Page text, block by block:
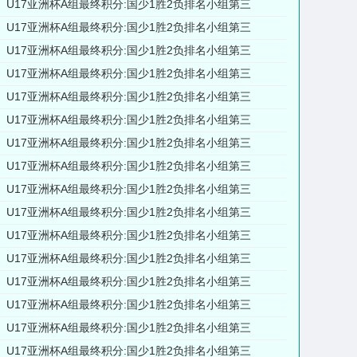
U17亚洲杯A组最终积分:国少1胜2负排名小组第三
U17亚洲杯A组最终积分:国少1胜2负排名小组第三
U17亚洲杯A组最终积分:国少1胜2负排名小组第三
U17亚洲杯A组最终积分:国少1胜2负排名小组第三
U17亚洲杯A组最终积分:国少1胜2负排名小组第三
U17亚洲杯A组最终积分:国少1胜2负排名小组第三
U17亚洲杯A组最终积分:国少1胜2负排名小组第三
U17亚洲杯A组最终积分:国少1胜2负排名小组第三
U17亚洲杯A组最终积分:国少1胜2负排名小组第三
U17亚洲杯A组最终积分:国少1胜2负排名小组第三
U17亚洲杯A组最终积分:国少1胜2负排名小组第三
U17亚洲杯A组最终积分:国少1胜2负排名小组第三
U17亚洲杯A组最终积分:国少1胜2负排名小组第三
U17亚洲杯A组最终积分:国少1胜2负排名小组第三
U17亚洲杯A组最终积分:国少1胜2负排名小组第三
U17亚洲杯A组最终积分:国少1胜2负排名小组第三